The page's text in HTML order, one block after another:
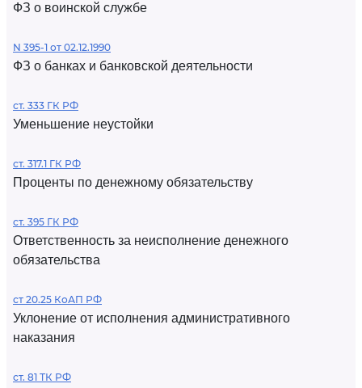
ФЗ о воинской службе
N 395-1 от 02.12.1990
ФЗ о банках и банковской деятельности
ст. 333 ГК РФ
Уменьшение неустойки
ст. 317.1 ГК РФ
Проценты по денежному обязательству
ст. 395 ГК РФ
Ответственность за неисполнение денежного
обязательства
ст 20.25 КоАП РФ
Уклонение от исполнения административного
наказания
ст. 81 ТК РФ